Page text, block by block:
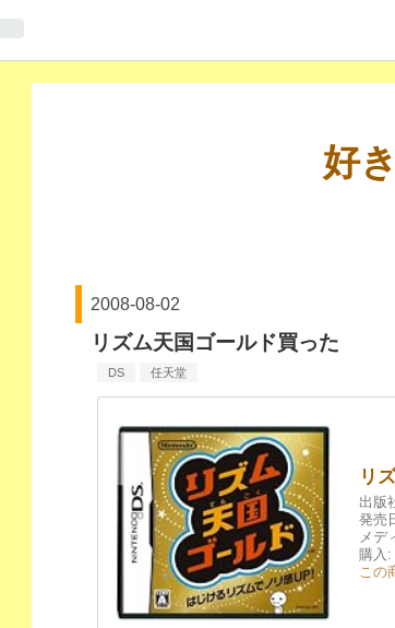
好
2008-08-02
リズム天国ゴールド買った
DS 任天堂
リ
出版
発売
メデ
購入 :
この